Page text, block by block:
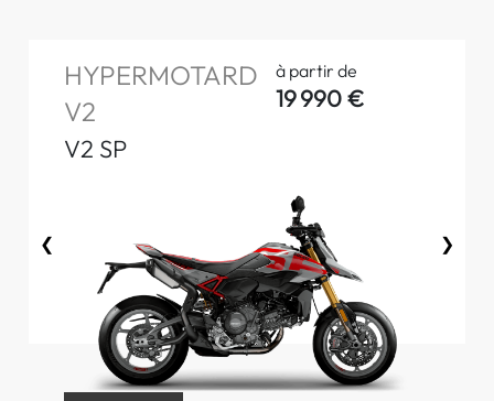
❮
HYPERMOTARD
V2
V2 SP
à partir de
19 990 €
❯